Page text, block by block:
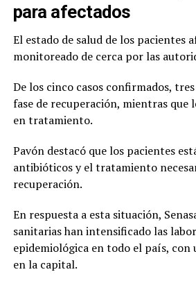
para afectados
El estado de salud de los pacientes
monitoreado de cerca por las
De los cinco casos confirmados,
fase de recuperación, mientras que
en tratamiento.
Pavón destacó que los pacientes
antibióticos y el tratamiento
recuperación.
En respuesta a esta situación,
sanitarias han intensificado las
epidemiológica en todo el país, con
en la capital.